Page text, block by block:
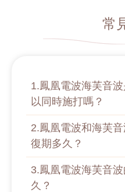
常
1.鳳凰電波海芙音
以同時施打嗎？
2.鳳凰電波和海芙
復期多久？
3.鳳凰電波海芙音
久？